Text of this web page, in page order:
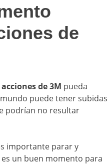
de
acciones de 3M pueda
puede tener subidas
podrían no resultar
importante parar y
un buen momento para